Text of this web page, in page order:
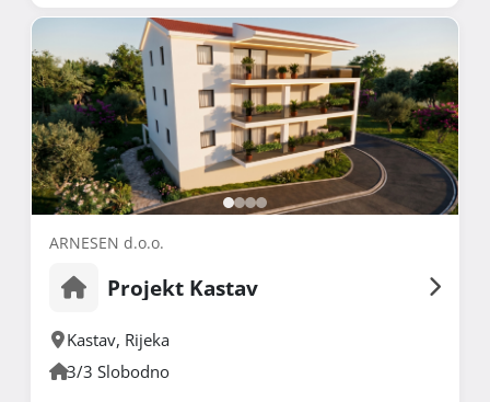
ARNESEN d.o.o.
Projekt Kastav
Kastav, Rijeka
3/3 Slobodno